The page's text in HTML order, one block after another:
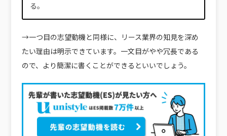
る。
→一つ目の志望動機と同様に、リース業界の知見を深め
たい理由は明示できています。一文目がやや冗長である
ので、より簡潔に書くことができるといいでしょう。